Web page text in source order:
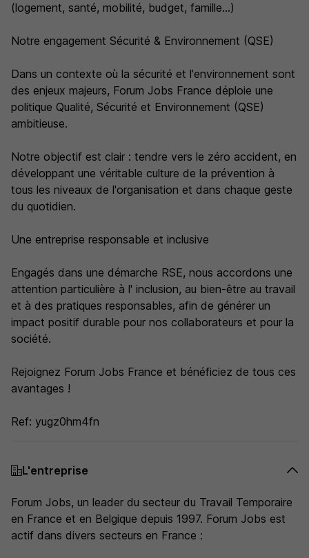
(logement, santé, mobilité, budget, famille...)
Notre engagement Sécurité & Environnement (QSE)
Dans un contexte où la sécurité et l'environnement sont
des enjeux majeurs, Forum Jobs France déploie une
politique Qualité, Sécurité et Environnement (QSE)
ambitieuse.
Notre objectif est clair : tendre vers le zéro accident, en
développant une véritable culture de la prévention à
tous les niveaux de l'organisation et dans chaque geste
du quotidien.
Une entreprise responsable et inclusive
Engagés dans une démarche RSE, nous accordons une
attention particulière à l' inclusion, au bien-être au travail
et à des pratiques responsables, afin de générer un
impact positif durable pour nos collaborateurs et pour la
société.
Rejoignez Forum Jobs France et bénéficiez de tous ces
avantages !
Ref: yugz0hm4fn
L'entreprise
Forum Jobs, un leader du secteur du Travail Temporaire
en France et en Belgique depuis 1997. Forum Jobs est
actif dans divers secteurs en France :